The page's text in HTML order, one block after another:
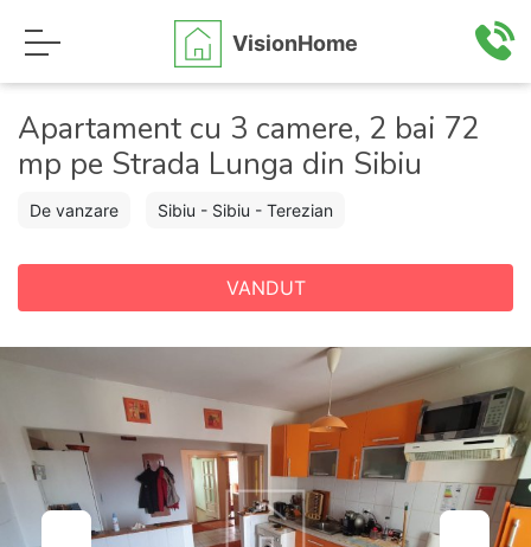
VisionHome
Apartament cu 3 camere, 2 bai 72
mp pe Strada Lunga din Sibiu
De vanzare Sibiu - Sibiu - Terezian
VANDUT